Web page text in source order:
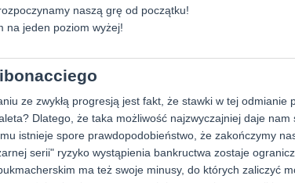
naszą grę od początku!
na jeden poziom wyżej!
ze zwykłą progresją jest fakt, że stawki w tej odmianie
Dlatego, że taka możliwość najzwyczajniej daje nam
istnieje spore prawdopodobieństwo, że zakończymy
serii" ryzyko wystąpienia bankructwa zostaje
ma też swoje minusy, do których zaliczyć